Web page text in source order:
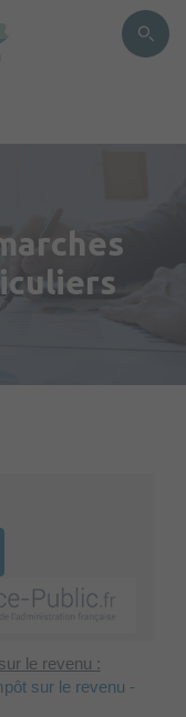
le revenu :
sur le revenu -